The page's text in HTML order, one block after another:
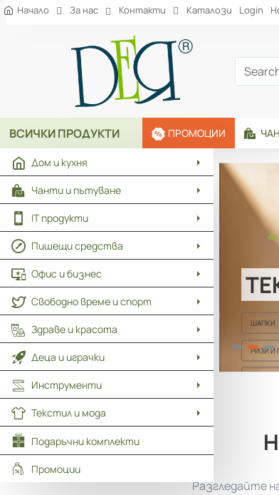
Рекламна
агенция
Начало За нас Контакти Каталози Login
ВСИЧКИ ПРОДУКТИ
Дом и кухня
Чанти и пътуване
IT продукти
Пишещи средства
Офис и бизнес
Свободно време и спорт
Здраве и красота
Деца и играчки
Инструменти
Текстил и мода
Подаръчни комплекти
Промоции
ПРОМОЦИИ
ШАПКИ
РИЗИ И
Разгледайте